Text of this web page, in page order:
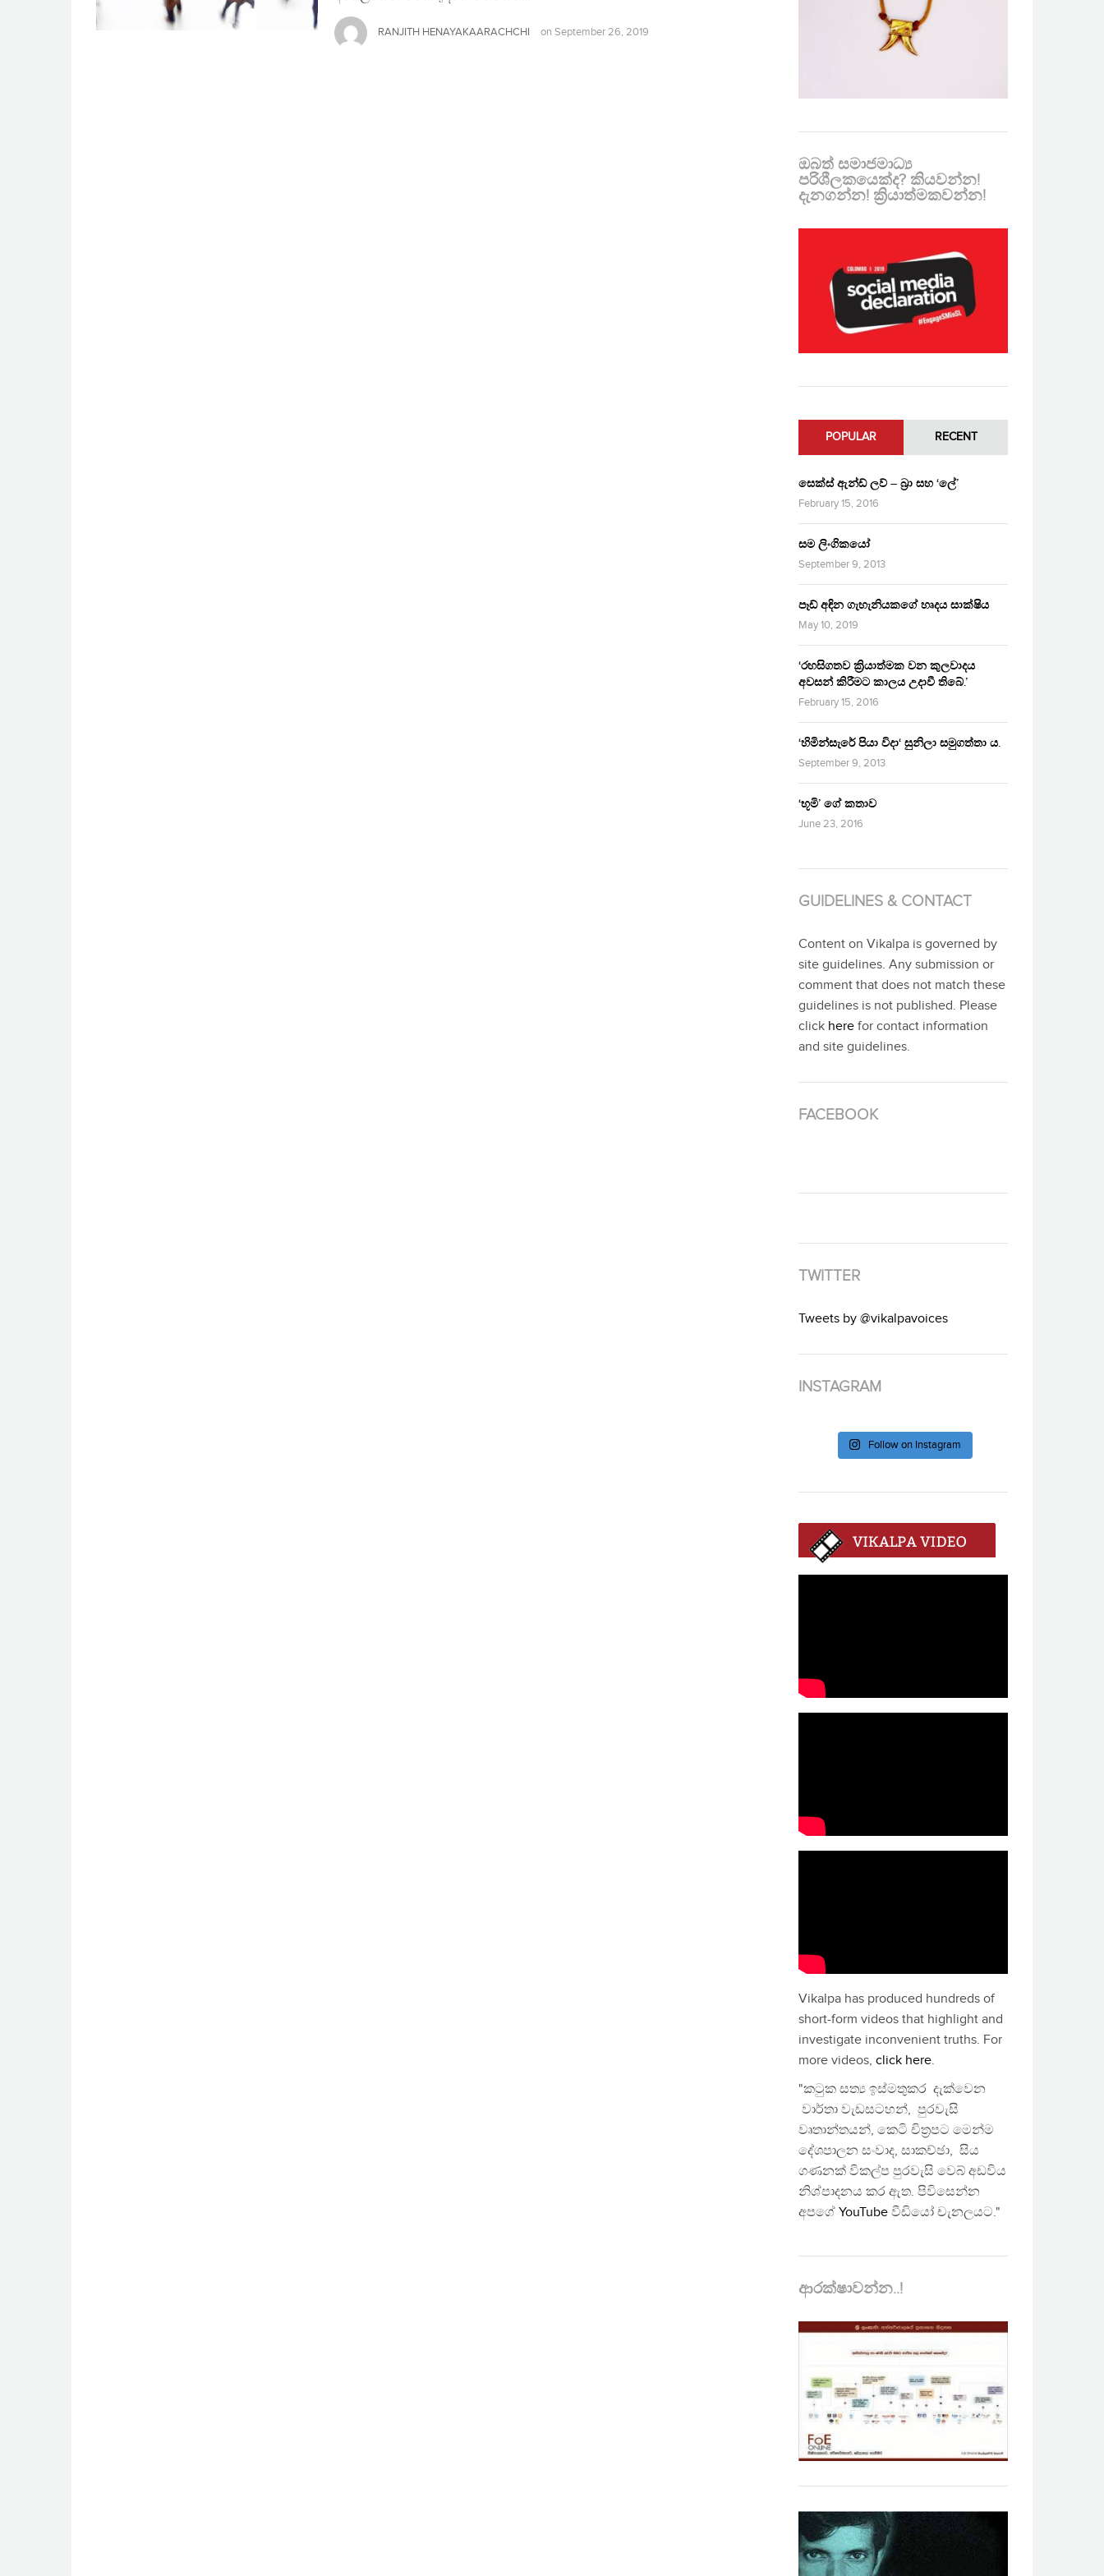
RANJITH HENAYAKAARACHCHI on September 26, 2019
ඔබත් සමාජමාධ්‍ය
පරිශීලකයෙක්ද? කියවන්න!
දැනගන්න! ක්‍රියාත්මකවන්න!
POPULAR RECENT
සෙක්ස් ඇන්ඩ් ලව් – බ්‍රා සහ ‘ලේ’
February 15, 2016
සම ලිංගිකයෝ
September 9, 2013
පෑඩ් අඳින ගැහැනියකගේ හෘදය සාක්ෂිය
May 10, 2019
‘රහසිගතව ක්‍රියාත්මක වන කුලවාදය
අවසන් කිරීමට කාලය උදාවී තිබේ.’
February 15, 2016
‘හිමින්සැරේ පියා විදා‘ සුනිලා සමුගත්තා ය.
September 9, 2013
‘භූමි’ ගේ කතාව
June 23, 2016
GUIDELINES & CONTACT
Content on Vikalpa is governed by
site guidelines. Any submission or
comment that does not match these
guidelines is not published. Please
click here for contact information
and site guidelines.
FACEBOOK
TWITTER
Tweets by @vikalpavoices
INSTAGRAM
Follow on Instagram
Vikalpa has produced hundreds of
short-form videos that highlight and
investigate inconvenient truths. For
more videos, click here.
"කටුක සත්‍ය ඉස්මතුකර දැක්වෙන
වාර්තා වැඩසටහන්, පුරවැසි
වෘතාන්තයන්, කෙටි චිත්‍රපට මෙන්ම
දේශපාලන සංවාද, සාකච්ඡා, සිය
ගණනක් විකල්ප පුරවැසි වෙබ් අඩවිය
නිශ්පාදනය කර ඇත. පිවිසෙන්න
අපගේ YouTube වීඩියෝ චැනලයට."
ආරක්ෂාවන්න..!